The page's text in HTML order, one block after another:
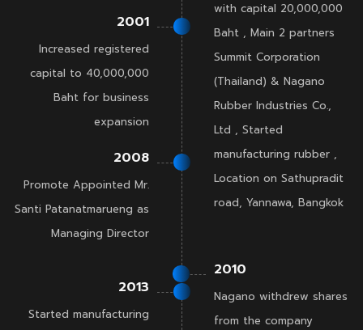
2001
Increased registered
capital to 40,000,000
Baht for business
expansion
2008
Promote Appointed Mr.
Santi Patanatmarueng as
Managing Director
2013
Started manufacturing
with capital 20,000,000
Baht , Main 2 partners
Summit Corporation
(Thailand) & Nagano
Rubber Industries Co.,
Ltd , Started
manufacturing rubber ,
Location on Sathupradit
road, Yannawa, Bangkok
2010
Nagano withdrew shares
from the company